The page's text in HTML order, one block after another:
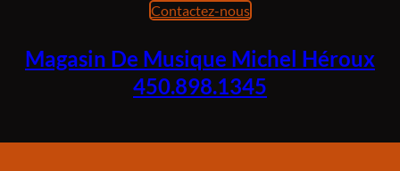
Magasin De Musique Michel Héroux
450.898.1345
Contactez-nous